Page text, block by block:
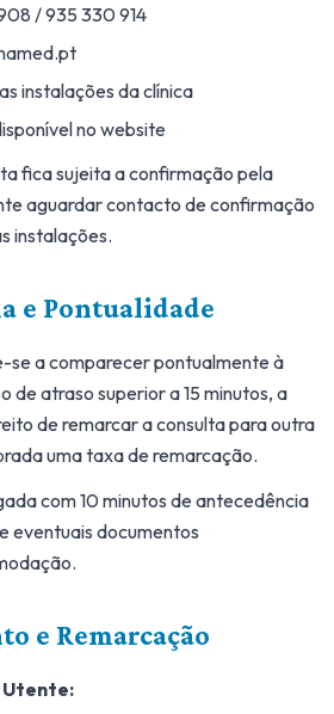
/ 935 330 914
instalações da clínica
no website
fica sujeita a confirmação pela
aguardar contacto de confirmação
instalações.
e Pontualidade
a comparecer pontualmente à
de atraso superior a 15 minutos, a
de remarcar a consulta para outra
uma taxa de remarcação.
com 10 minutos de antecedência
eventuais documentos
e Remarcação
Utente: